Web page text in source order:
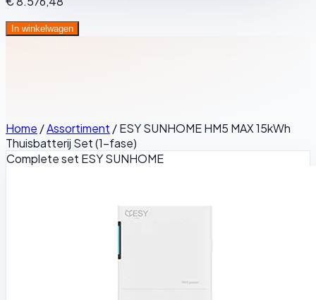
In winkelwagen
Home /Assortiment /ESY SUNHOME HM5 MAX 15kWh
Thuisbatterij Set (1-fase)
Complete set ESY SUNHOME